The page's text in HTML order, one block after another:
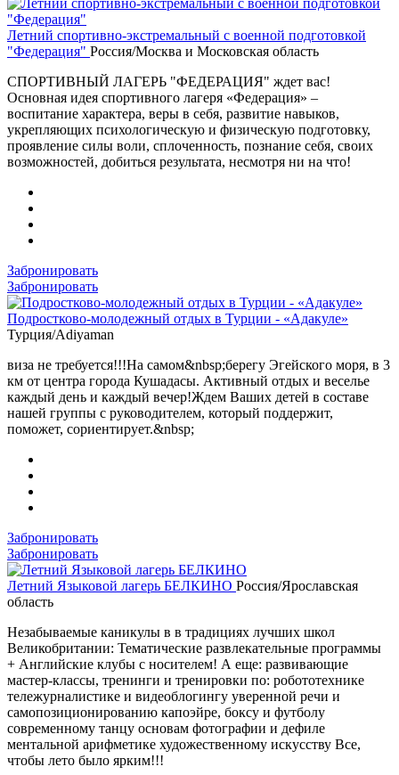
Летний спортивно-экстремальный с военной подготовкой
"Федерация" Россия/Москва и Московская область
СПОРТИВНЫЙ ЛАГЕРЬ "ФЕДЕРАЦИЯ" ждет вас!
Основная идея спортивного лагеря «Федерация» –
воспитание характера, веры в себя, развитие навыков,
укрепляющих психологическую и физическую подготовку,
проявление силы воли, сплоченность, познание себя, своих
возможностей, добиться результата, несмотря ни на что!
Забронировать
Забронировать
Подростково-молодежный отдых в Турции - «Адакуле»
Турция/Adiyaman
виза не требуется!!!На самом&nbsp;берегу Эгейского моря, в 3
км от центра города Кушадасы. Активный отдых и веселье
каждый день и каждый вечер!Ждем Ваших детей в составе
нашей группы с руководителем, который поддержит,
поможет, сориентирует.&nbsp;
Забронировать
Забронировать
Летний Языковой лагерь БЕЛКИНО Россия/Ярославская
область
Незабываемые каникулы в в традициях лучших школ
Великобритании: Тематические развлекательные программы
+ Английские клубы с носителем! А еще: развивающие
мастер-классы, тренинги и тренировки по: робототехнике
тележурналистике и видеоблогингу уверенной речи и
самопозиционированию капоэйре, боксу и футболу
современному танцу основам фотографии и дефиле
ментальной арифметике художественному искусству Все,
чтобы лето было ярким!!!